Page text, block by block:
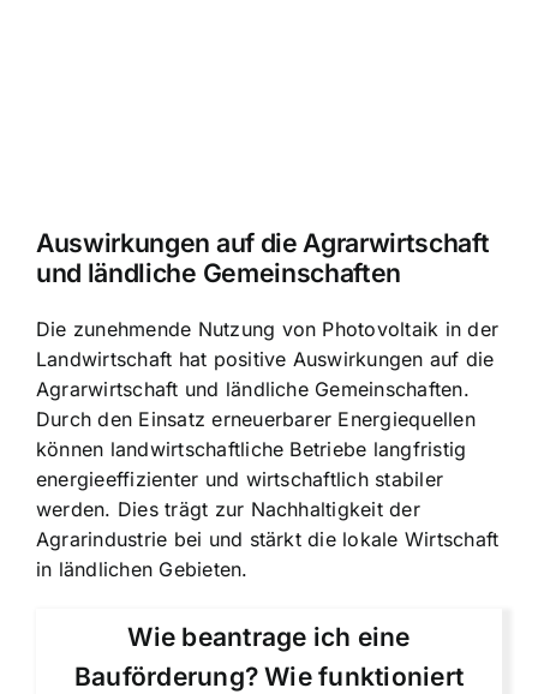
Auswirkungen auf die Agrarwirtschaft
und ländliche Gemeinschaften
Die zunehmende Nutzung von Photovoltaik in der
Landwirtschaft hat positive Auswirkungen auf die
Agrarwirtschaft und ländliche Gemeinschaften.
Durch den Einsatz erneuerbarer Energiequellen
können landwirtschaftliche Betriebe langfristig
energieeffizienter und wirtschaftlich stabiler
werden. Dies trägt zur Nachhaltigkeit der
Agrarindustrie bei und stärkt die lokale Wirtschaft
in ländlichen Gebieten.
Wie beantrage ich eine
Bauförderung? Wie funktioniert